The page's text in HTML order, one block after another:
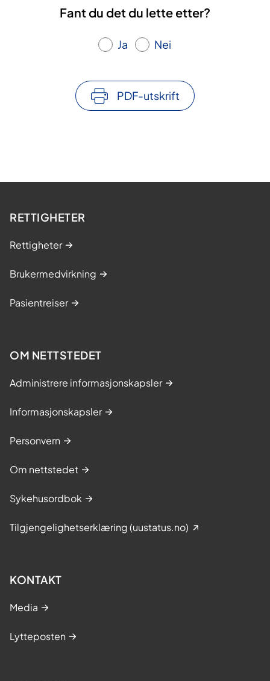
Fant du det du lette etter?
Ja Nei
PDF-utskrift
RETTIGHETER
Rettigheter
Brukermedvirkning
Pasientreiser
OM NETTSTEDET
Administrere informasjonskapsler
Informasjonskapsler
Personvern
Om nettstedet
Sykehusordbok
Tilgjengelighetserklæring (uustatus.no)
KONTAKT
Media
Lytteposten